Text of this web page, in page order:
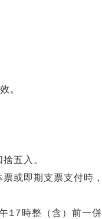
。
五入。
或即期支票支付時
時整（含）前一